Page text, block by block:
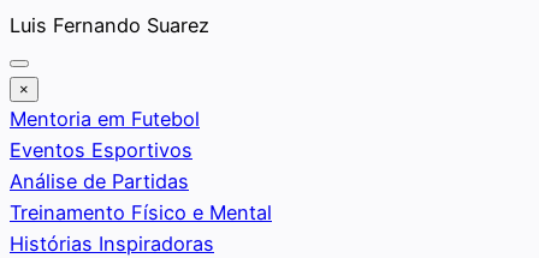
Saltar
al
contenido
Luis Fernando Suarez
×
Mentoria em Futebol
Eventos Esportivos
Análise de Partidas
Treinamento Físico e Mental
Histórias Inspiradoras